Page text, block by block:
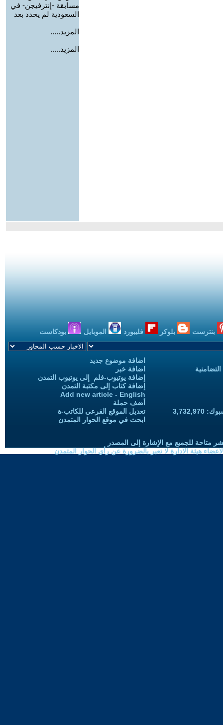
مسابقة -إنترفيجن- في
السعودية لم يحدد بعد
المزيد.....
المزيد.....
بنترست بلوكر فليبورد الموبايل بودكاست
اضافة موضوع جديد
اضافة خبر
إضافة يوتيوب-فلم إلى يوتيوب التمدن
إضافة كتاب إلى مكتبة التمدن
Add new article - English
أضف حملة
تعديل الموقع الفرعي للكاتب-ة
ابحث في موقع الحوار المتمدن
متاحة للجميع مع الإشارة إلى المصدر
هيئة الادارة لا تعبر بالضرورة عن رأي الحوار المتمدن